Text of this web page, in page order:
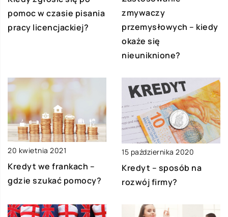
pomoc w czasie pisania
pracy licencjackiej?
zmywaczy
przemysłowych – kiedy
okaże się
nieuniknione?
20 kwietnia 2021
Kredyt we frankach –
gdzie szukać pomocy?
15 października 2020
Kredyt – sposób na
rozwój firmy?